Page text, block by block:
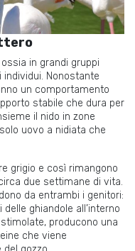
in grandi gruppi
Nonostante
un comportamento
stabile che dura per
il nido in zone
uovo a nidiata che
grigio e così rimangono
due settimane di vita.
da entrambi i genitori:
ghiandole all’interno
producono una
che viene